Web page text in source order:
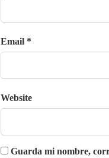
Email *
Website
Guarda mi nombre,